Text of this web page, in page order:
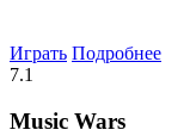
Играть Подробнее
7.1
Music Wars